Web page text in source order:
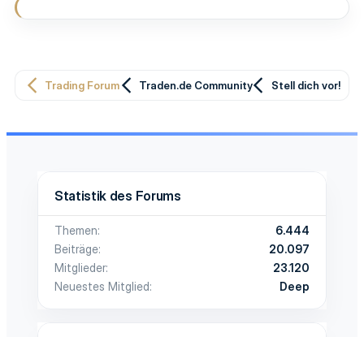
n
Trading Forum Traden.de Community Stell dich vor!
Statistik des Forums
Themen
6.444
Beiträge
20.097
Mitglieder
23.120
Neuestes Mitglied
Deep